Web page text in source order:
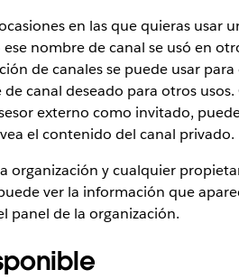
en las que quieras usar
nombre de canal se usó en
de canales se puede usar
canal deseado para otros
externo como invitado,
el contenido del canal privado.
organización y cualquier
ver la información que
panel de la organización.